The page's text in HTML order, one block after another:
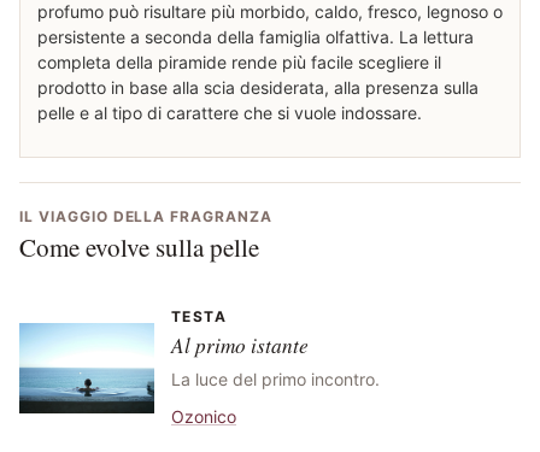
profumo può risultare più morbido, caldo, fresco, legnoso o
persistente a seconda della famiglia olfattiva. La lettura
completa della piramide rende più facile scegliere il
prodotto in base alla scia desiderata, alla presenza sulla
pelle e al tipo di carattere che si vuole indossare.
IL VIAGGIO DELLA FRAGRANZA
Come evolve sulla pelle
TESTA
Al primo istante
La luce del primo incontro.
Ozonico